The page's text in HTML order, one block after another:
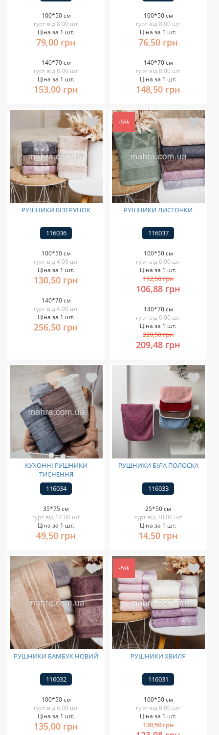
100*50 см
гурт від 8.00 шт
Ціна за 1 шт.
79,00 грн
140*70 см
гурт від 8.00 шт
Ціна за 1 шт.
153,00 грн
100*50 см
гурт від 8.00 шт
Ціна за 1 шт.
76,50 грн
140*70 см
гурт від 8.00 шт
Ціна за 1 шт.
148,50 грн
РУШНИКИ ВІЗЕРУНОК
116036
100*50 см
гурт від 4.00 шт
Ціна за 1 шт.
130,50 грн
140*70 см
гурт від 4.00 шт
Ціна за 1 шт.
256,50 грн
-5%
РУШНИКИ ЛИСТОЧКИ
116037
100*50 см
гурт від 6.00 шт
Ціна за 1 шт.
112,50 грн
106,88 грн
140*70 см
гурт від 6.00 шт
Ціна за 1 шт.
220,50 грн
209,48 грн
КУХОННІ РУШНИКИ
ТИСНЕННЯ
116034
35*75 см
гурт від 12.00 шт
Ціна за 1 шт.
49,50 грн
РУШНИКИ БІЛА ПОЛОСКА
116033
25*50 см
гурт від 20.00 шт
Ціна за 1 шт.
14,50 грн
РУШНИКИ БАМБУК НОВИЙ
116032
100*50 см
гурт від 6.00 шт
Ціна за 1 шт.
135,00 грн
-5%
РУШНИКИ ХВИЛЯ
116031
100*50 см
гурт від 8.00 шт
Ціна за 1 шт.
130,50 грн